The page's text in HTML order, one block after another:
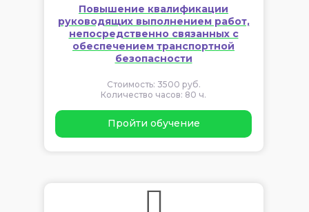
Повышение квалификации
руководящих выполнением работ,
непосредственно связанных с
обеспечением транспортной
безопасности
Стоимость: 3500 руб.
Количество часов: 80 ч.
Пройти обучение